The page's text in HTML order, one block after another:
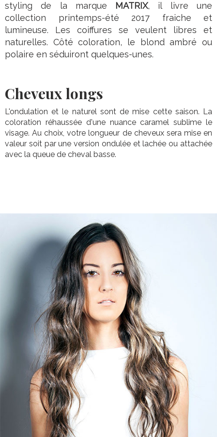
styling de la marque MATRIX, il livre une
collection printemps-été 2017 fraiche et
lumineuse. Les coiffures se veulent libres et
naturelles. Côté coloration, le blond ambré ou
polaire en séduiront quelques-unes.
Cheveux longs
L'ondulation et le naturel sont de mise cette saison. La
coloration réhaussée d'une nuance caramel sublime le
visage. Au choix, votre longueur de cheveux sera mise en
valeur soit par une version ondulée et lachée ou attachée
avec la queue de cheval basse.